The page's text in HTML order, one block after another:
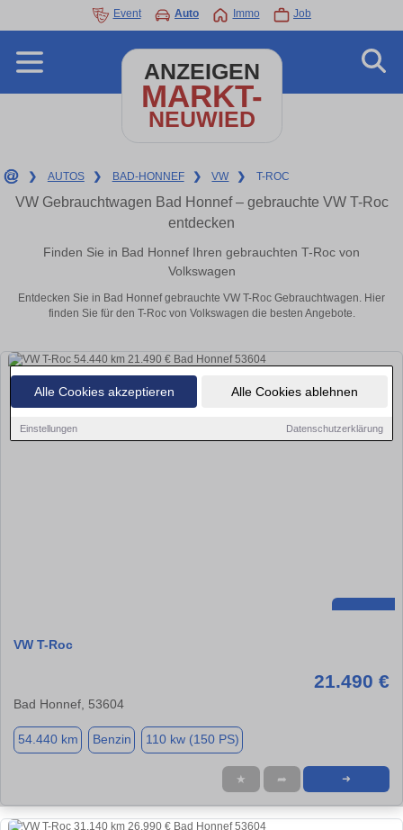
Alle Cookies akzeptieren Alle Cookies ablehnen
Einstellungen Datenschutzerklärung
Event Auto Immo Job
ANZEIGEN
MARKT-
NEUWIED
❯ AUTOS ❯ BAD-HONNEF ❯ VW ❯ T-ROC
VW Gebrauchtwagen Bad Honnef – gebrauchte VW T-Roc
entdecken
Finden Sie in Bad Honnef Ihren gebrauchten T-Roc von
Volkswagen
Entdecken Sie in Bad Honnef gebrauchte VW T-Roc Gebrauchtwagen. Hier
finden Sie für den T-Roc von Volkswagen die besten Angebote.
VW T-Roc
21.490 €
Bad Honnef, 53604
54.440 km Benzin 110 kw (150 PS)
★ ➦ ➜